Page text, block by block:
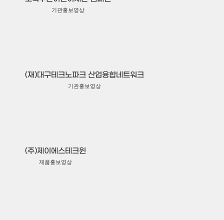
기관홍보영상
(재)대구테크노파크 산업융합네트워크
기관홍보영상
(주)제이에스테크윈
제품홍보영상